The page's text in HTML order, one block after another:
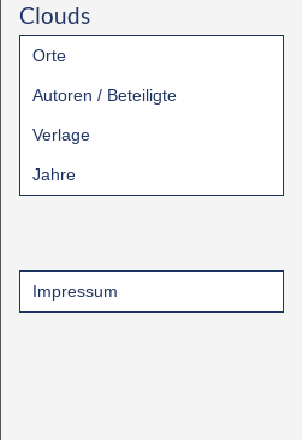
Clouds
Orte
Autoren / Beteiligte
Verlage
Jahre
Impressum